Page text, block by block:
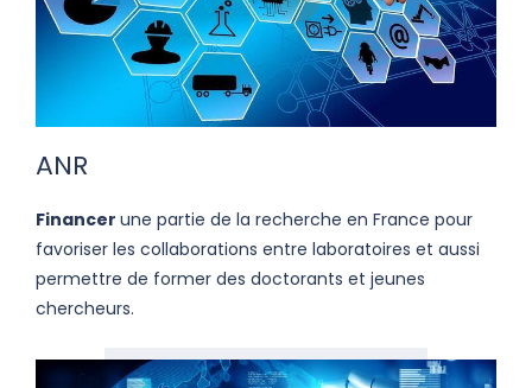
ANR
Financer une partie de la recherche en France pour
favoriser les collaborations entre laboratoires et aussi
permettre de former des doctorants et jeunes
chercheurs.